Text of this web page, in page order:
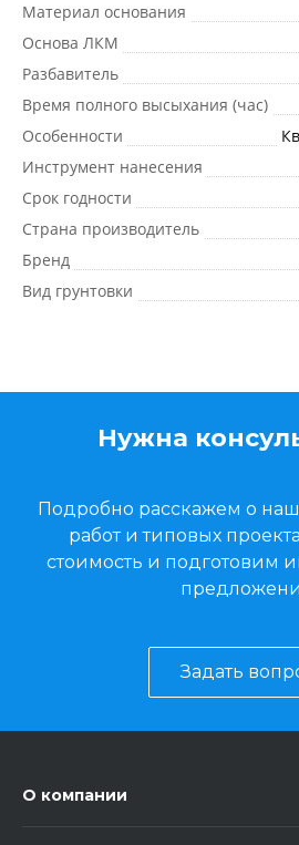
Материал основания
Основа ЛКМ
Разбавитель
Время полного высыхания (час)
Особенности
Инструмент нанесения
Срок годности
Страна производитель
Бренд
Вид грунтовки
Нужна
Подробно расскажем о
работ и типовых
стоимость и подготовим
Задать
О компании